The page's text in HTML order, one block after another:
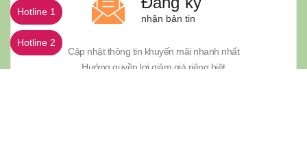
nhận bản tin
Cập nhật thông tin khuyến mãi nhanh nhất
Hưởng quyền lợi giảm giá riêng biệt
Hotline 1
Hotline 2